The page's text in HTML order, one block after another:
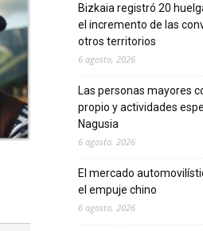
Bizkaia registró 20
el incremento de las
otros territorios
6 agosto, 2026
Las personas mayores
propio y actividades
Nagusia
6 agosto, 2026
El mercado
el empuje chino
6 agosto, 2026